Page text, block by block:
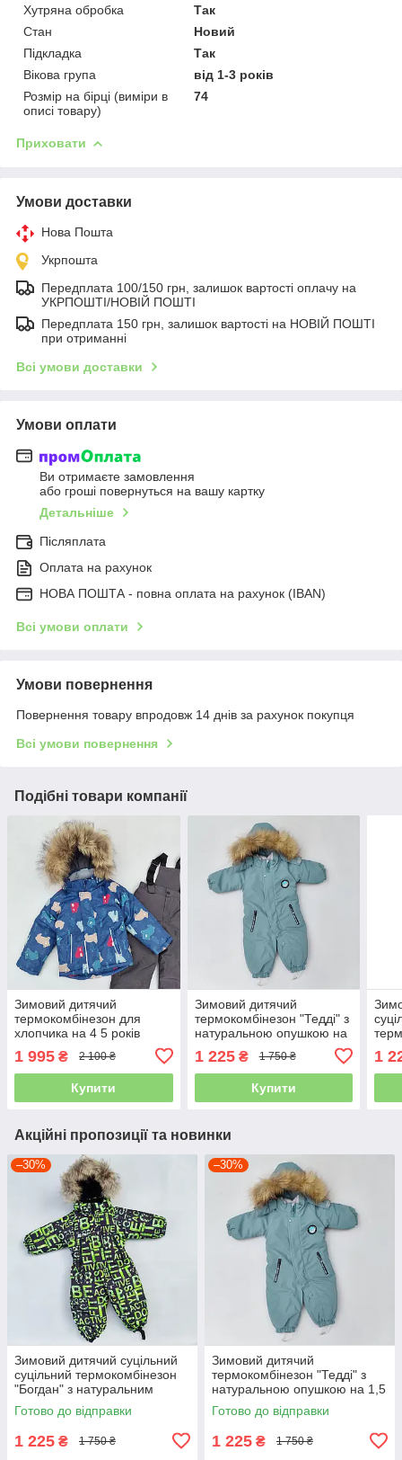
Хутряна обробка
Так
Стан
Новий
Підкладка
Так
Вікова група
від 1-3 років
Розмір на бірці (виміри в
описі товару)
74
Приховати
Умови доставки
Нова Пошта
Укрпошта
Передплата 100/150 грн, залишок вартості оплачу на
УКРПОШТІ/НОВІЙ ПОШТІ
Передплата 150 грн, залишок вартості на НОВІЙ ПОШТІ
при отриманні
Всі умови доставки
Умови оплати
Ви отримаєте замовлення
або гроші повернуться на вашу картку
Детальніше
Післяплата
Оплата на рахунок
НОВА ПОШТА - повна оплата на рахунок (IBAN)
Всі умови оплати
Умови повернення
Повернення товару впродовж 14 днів за рахунок покупця
Всі умови повернення
Подібні товари компанії
Зимовий дитячий
термокомбінезон для
хлопчика на 4 5 років
куртка та напівкомбінезон
1 995 ₴ 2 100 ₴
Купити
Зимовий дитячий
термокомбінезон "Тедді" з
натуральною опушкою на
1,5 2 3 роки для хлопчика
суцільний
1 225₴ 1 750 ₴
Купити
1
Акційні пропозиції та новинки
–30%
Зимовий дитячий суцільний
суцільний термокомбінезон
"Богдан" з натуральним
опушенням на 2 3 роки для
хлопчика
Готово до відправки
1 225 ₴ 1 750 ₴
–30%
Зимовий дитячий
термокомбінезон "Тедді" з
натуральною опушкою на 1,5
2 3 роки для хлопчика
суцільний
Готово до відправки
1 225 ₴ 1 750 ₴